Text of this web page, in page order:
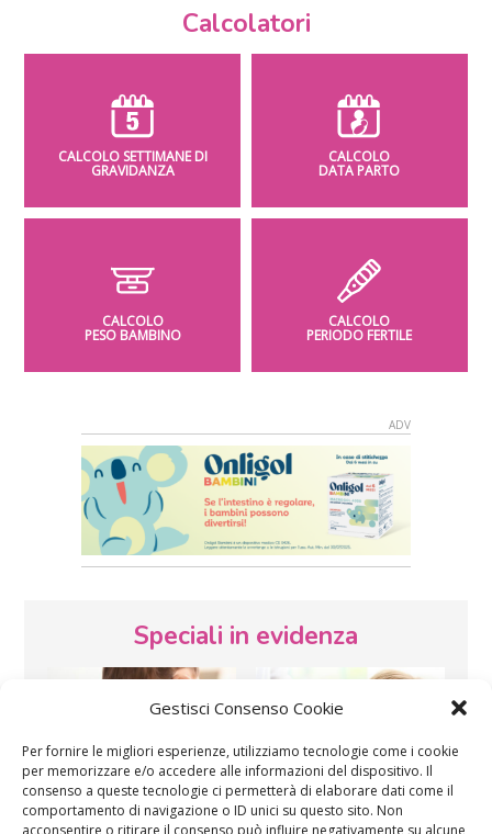
Gestisci Consenso Cookie
Per fornire le migliori esperienze, utilizziamo tecnologie come i cookie
per memorizzare e/o accedere alle informazioni del dispositivo. Il
consenso a queste tecnologie ci permetterà di elaborare dati come il
comportamento di navigazione o ID unici su questo sito. Non
acconsentire o ritirare il consenso può influire negativamente su alcune
Calcolatori
CALCOLO SETTIMANE DI
GRAVIDANZA
CALCOLO
DATA PARTO
CALCOLO
PESO BAMBINO
CALCOLO
PERIODO FERTILE
Speciali in evidenza
Vaccini SOS Pediatra